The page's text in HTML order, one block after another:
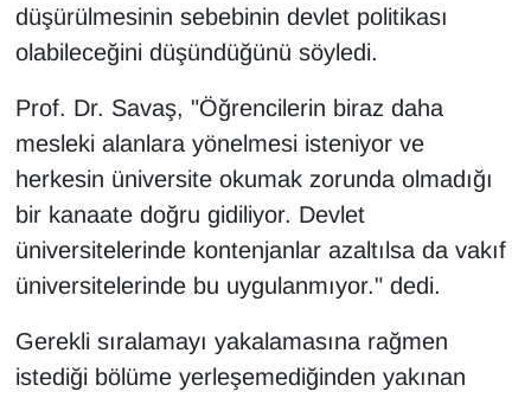
düşürülmesinin sebebinin devlet politikası
olabileceğini düşündüğünü söyledi.
Prof. Dr. Savaş, "Öğrencilerin biraz daha
mesleki alanlara yönelmesi isteniyor ve
herkesin üniversite okumak zorunda olmadığı
bir kanaate doğru gidiliyor. Devlet
üniversitelerinde kontenjanlar azaltılsa da vakıf
üniversitelerinde bu uygulanmıyor." dedi.
Gerekli sıralamayı yakalamasına rağmen
istediği bölüme yerleşemediğinden yakınan